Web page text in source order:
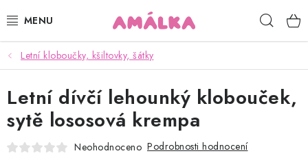
na
KOJENECKÉ, DĚTSKÉ OBLEČENÍ
ČEPICE, RUKAVICE, NÁKRČNÍKY
OSUŠKY, BRYNDÁKY, DEKY, DOPLŇKY
Letní kloboučky, kšiltovky, šátky
Letní dívčí lehounký klobouček,
sytě lososová krempa
Neohodnoceno Podrobnosti hodnocení